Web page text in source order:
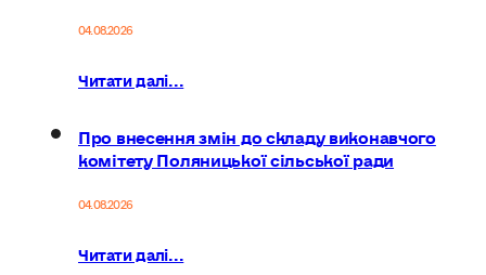
04.08.2026
Читати далі...
Про внесення змін до складу виконавчого
комітету Поляницької сільської ради
04.08.2026
Читати далі...